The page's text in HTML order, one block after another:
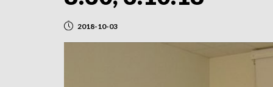
2018-10-03